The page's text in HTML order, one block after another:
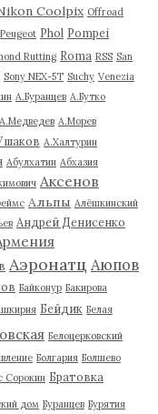
Coolpix Offroad
Peugeot Phol Pompei
Rutting Roma RSS San
Sony NEX-5T Suchy Venezia
А.Буранцев А.Бутко
А.Медведев А.Морев
А.Халтурин
Абулхатин Абхазия
Аксенов
Альпы Алёшкинский
Андрей Денисенко
Аэронатц Аюпов
Байконур Бакирова
Бейдик Белая
Белоцерковский
Болгария Болшево
Сорокин Братовка
дом Буранцев Бурятия